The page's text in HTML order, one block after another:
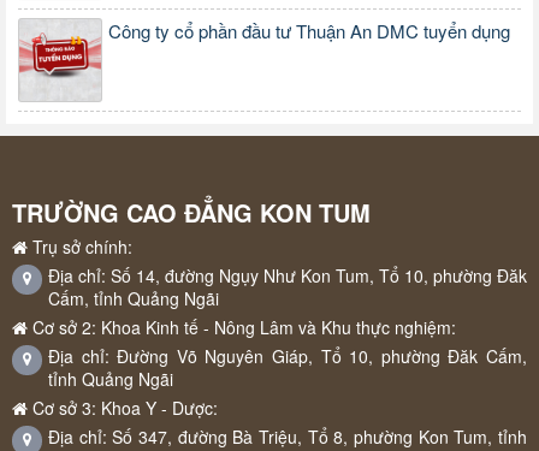
Công ty cổ phần đầu tư Thuận An DMC tuyển dụng
TRƯỜNG CAO ĐẲNG KON TUM
Trụ sở chính:
Địa chỉ: Số 14, đường Ngụy Như Kon Tum, Tổ 10, phường Đăk
Cấm, tỉnh Quảng Ngãi
Cơ sở 2: Khoa Kinh tế - Nông Lâm và Khu thực nghiệm:
Địa chỉ: Đường Võ Nguyên Giáp, Tổ 10, phường Đăk Cấm,
tỉnh Quảng Ngãi
Cơ sở 3: Khoa Y - Dược:
Địa chỉ: Số 347, đường Bà Triệu, Tổ 8, phường Kon Tum, tỉnh